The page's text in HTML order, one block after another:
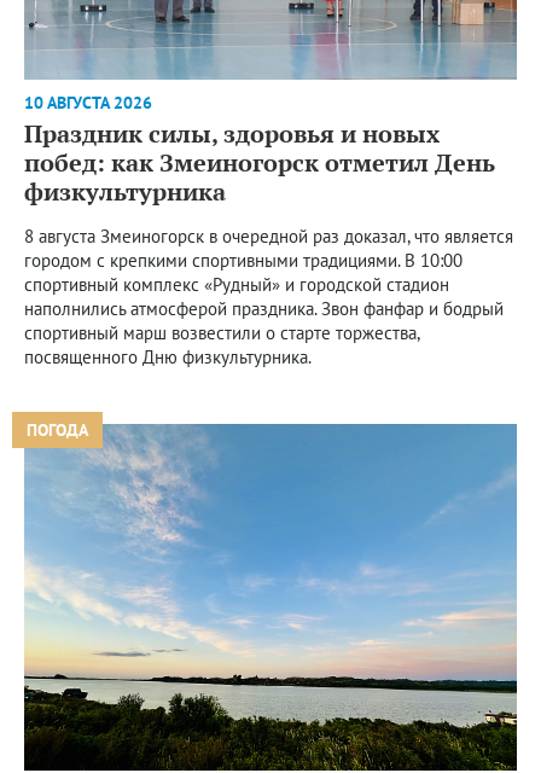
10 АВГУСТА 2026
Праздник силы, здоровья и новых
побед: как Змеиногорск отметил День
физкультурника
8 августа Змеиногорск в очередной раз доказал, что является
городом с крепкими спортивными традициями. В 10:00
спортивный комплекс «Рудный» и городской стадион
наполнились атмосферой праздника. Звон фанфар и бодрый
спортивный марш возвестили о старте торжества,
посвященного Дню физкультурника.
ПОГОДА